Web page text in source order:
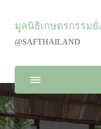
มูลนิธิเกษตรกรรม
@SAFTHAILAND